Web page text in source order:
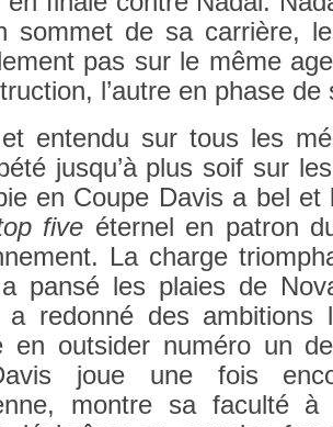
som­met de sa carrière,
pas sur le même
l’autre en phase de
en­ten­du sur tous les
jusqu’à plus soif sur
en Coupe Davis a bel et
five éter­nel en pat­ron
La char­ge
a pansé les pla­ies de
a re­donné des am­bi­tions
en out­sid­er numéro un
joue une fois
montre sa faculté à